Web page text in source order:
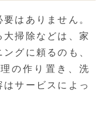
はありません。
掃除などは、家
グに頼るのも、
の作り置き、洗
サービスによっ